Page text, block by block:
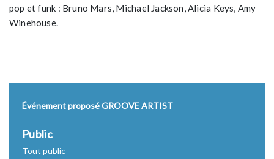
Événement proposé GROOVE ARTIST
Public
Tout public
pop et funk : Bruno Mars, Michael Jackson, Alicia Keys, Amy
Winehouse.